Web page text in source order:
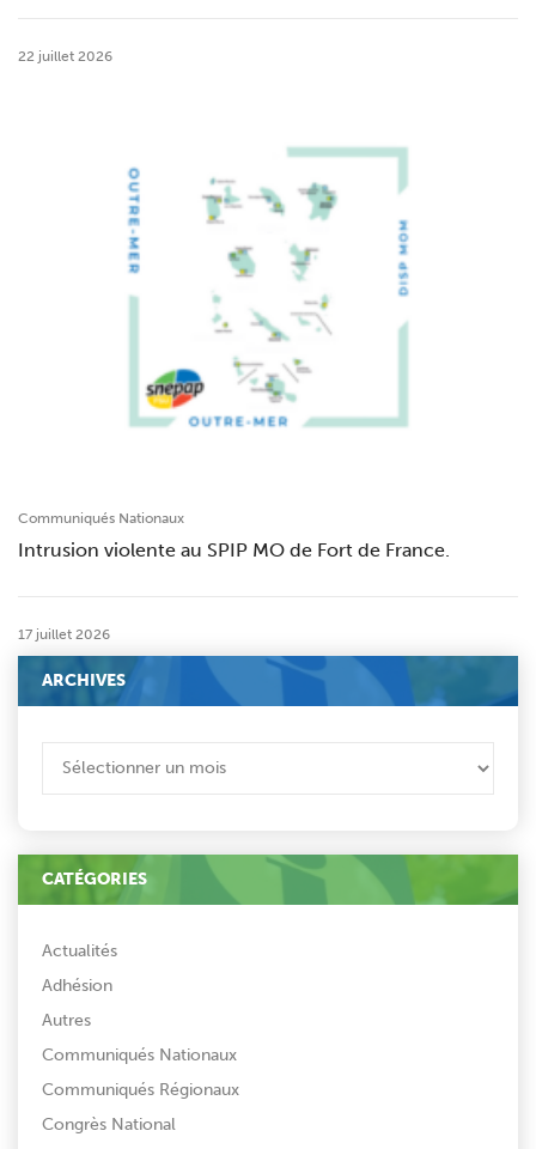
22 juillet 2026
Communiqués Nationaux
Intrusion violente au SPIP MO de Fort de France.
17 juillet 2026
ARCHIVES
CATÉGORIES
Actualités
Adhésion
Autres
Communiqués Nationaux
Communiqués Régionaux
Congrès National